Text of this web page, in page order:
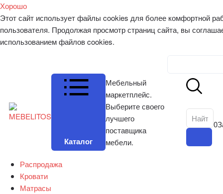
Хорошо
Этот сайт использует файлы cookies для более комфортной
пользователя. Продолжая просмотр страниц сайта, вы
использованием файлов cookies.
Каталог
Мебельный
маркетплейс.
Выберите своего
лучшего
поставщика
мебели.
0
Распродажа
Кровати
Матрасы